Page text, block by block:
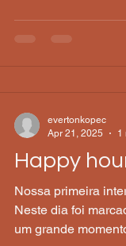
Happy
Nossa primeira
Neste dia foi
um grande
evertonkopec
Apr 21, 2025
1